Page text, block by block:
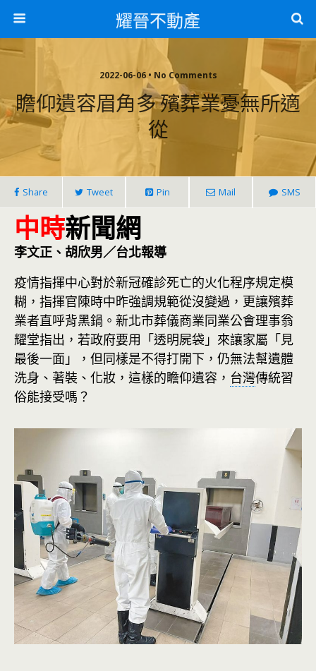
耀晉不動產
2022-06-06 • No Comments
瞻仰遺容眉角多 殯葬業憂無所適
從
Share Tweet Pin Mail SMS
中時新聞網
李文正、胡欣男／台北報導
疫情指揮中心對於新冠確診死亡的火化程序規定模
糊，指揮官陳時中昨強調規範從沒變過，更讓殯葬
業者直呼背黑鍋。新北市葬儀商業同業公會理事翁
耀堂指出，若政府要用「透明屍袋」來讓家屬「見
最後一面」，但同樣是不得打開下，仍無法幫遺體
洗身、著裝、化妝，這樣的瞻仰遺容， 台灣傳統習
俗能接受嗎？